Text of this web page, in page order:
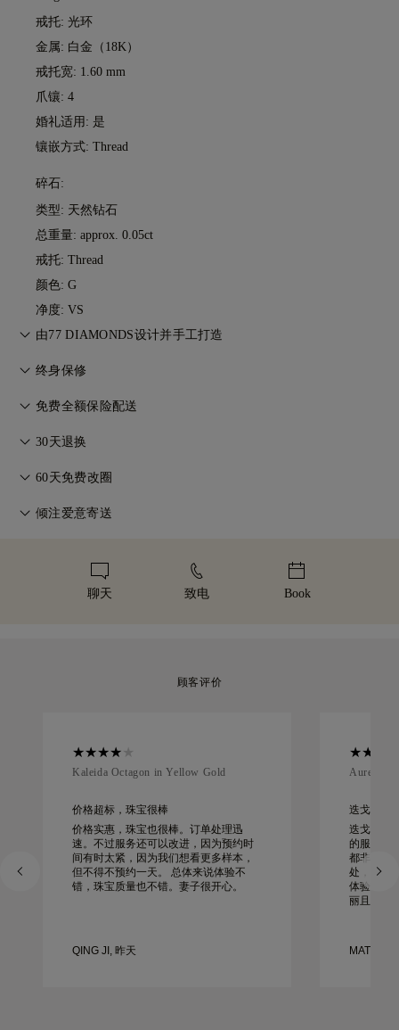
戒托: 光环
金属: 白金（18K）
戒托宽: 1.60 mm
爪镶: 4
婚礼适用: 是
镶嵌方式: Thread
碎石:
类型: 天然钻石
总重量: approx. 0.05ct
戒托: Thread
颜色: G
净度: VS
由77 DIAMONDS设计并手工打造
匠心工艺，一件一作。由77 Diamonds大师级珠宝匠将您的想法
终身保修
在77 Diamonds的任何购买均享有终身制造保修。如出现制造问
免费全额保险配送
无论您住在哪里，所有邮费都是免费的。我们将通过联邦快递
险地将您的商品直接送到您家门口。我们会为所有订单投保，以
使用马尔卡-阿米特（Malca-Amit）或布林克斯（Brinks）等专
内退货或换货。
30天退换
如您不完全满意，可在30天内退换商品。详情请参阅我们的
60天免费改圈
为确保完美佩戴体验，77 Diamonds 提供交付后60天内的免费
倾注爱意寄送
盒中，精美包装，静候重要时刻。
聊天 致电 Book
顾客评价
Kaleida Octagon in Yellow Gold
价格超标，珠宝很棒
价格实惠，珠宝也很棒。订单处理迅
速。不过服务还可以改进，因为预约时
间有时太紧，因为我们想看更多样本，
但不得不预约一天。 总体来说体验不
错，珠宝质量也不错。妻子很开心。
QING JI, 昨天
Aurelle in
迭戈工作
迭戈为我
的服务、
都非同寻
处，一切
体验非常
丽且制作